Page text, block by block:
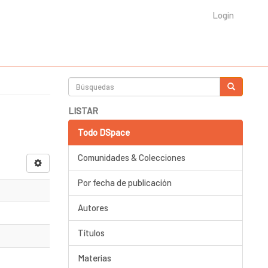
Login
LISTAR
Todo DSpace
Comunidades & Colecciones
Por fecha de publicación
Autores
Títulos
Materias